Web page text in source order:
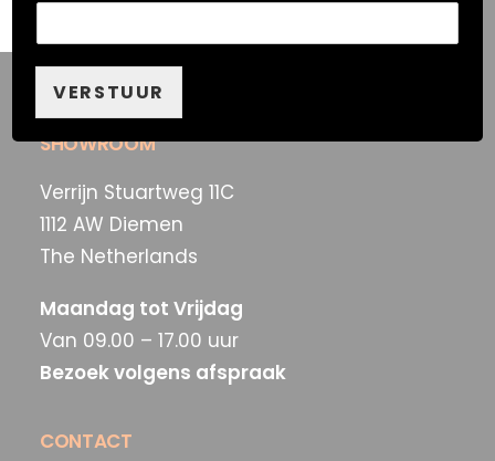
SHOWROOM
Verrijn Stuartweg 11C
1112 AW Diemen
The Netherlands
Maandag tot Vrijdag
Van 09.00 – 17.00 uur
Bezoek volgens afspraak
CONTACT
VERSTUUR